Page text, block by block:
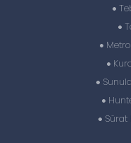
Sürat